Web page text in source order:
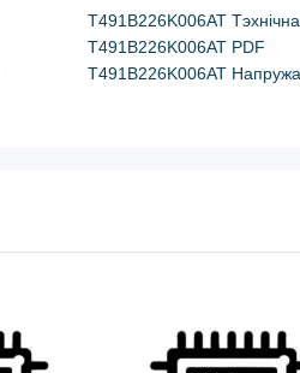
T491B226K006AT
T491B226K006AT PDF
T491B226K006AT